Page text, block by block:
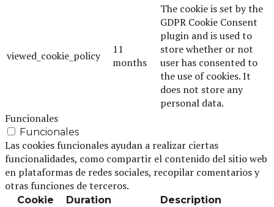
viewed_cookie_policy
11
months
The cookie is set by the
GDPR Cookie Consent
plugin and is used to
store whether or not
user has consented to
the use of cookies. It
does not store any
personal data.
Funcionales
Funcionales
Las cookies funcionales ayudan a realizar ciertas
funcionalidades, como compartir el contenido del sitio web
en plataformas de redes sociales, recopilar comentarios y
otras funciones de terceros.
Cookie Duration Description